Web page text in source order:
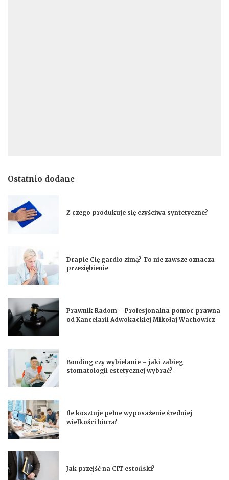
Ostatnio dodane
Z czego produkuje się czyściwa syntetyczne?
Drapie Cię gardło zimą? To nie zawsze oznacza
przeziębienie
Prawnik Radom – Profesjonalna pomoc prawna
od Kancelarii Adwokackiej Mikołaj Wachowicz
Bonding czy wybielanie – jaki zabieg
stomatologii estetycznej wybrać?
Ile kosztuje pełne wyposażenie średniej
wielkości biura?
Jak przejść na CIT estoński?